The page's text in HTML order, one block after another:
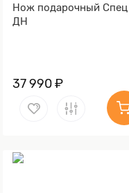
Нож подарочный Спец
ДН
37 990 ₽